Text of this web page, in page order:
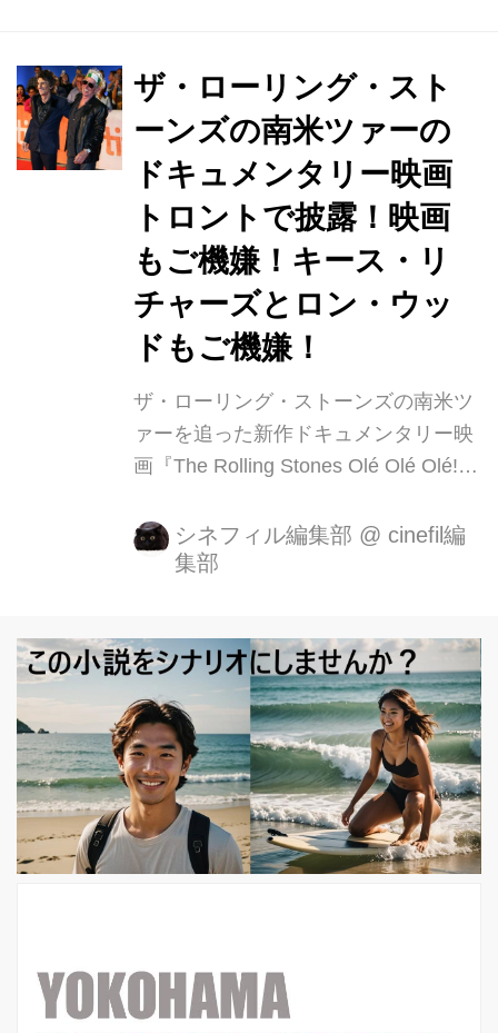
に、彼らが生きた激動の 1960 年代の
イギリスを舞台にしたドキュメンタリ
ー映画、“MY GENERATION”が邦題
『マイ・ジェネレーション ロンドンを
ぶっとばせ!』として 2019 年 1 月 5 日
(土)より Bunkamura ル・シネマ他全国
順次ロードショーが決定いたしまし
た。 また、ブロードキャスター...
ザ・ローリング・スト
ーンズの南米ツァーの
ドキュメンタリー映画
トロントで披露！映画
もご機嫌！キース・リ
チャーズとロン・ウッ
ドもご機嫌！
ザ・ローリング・ストーンズの南米ツ
ァーを追った新作ドキュメンタリー映
画『The Rolling Stones Olé Olé Olé!:
ト国際映画祭でお披露目され、会場に
キース・リチャーズとロン・ウッドが
ツァーを追ったドキュメンタリー
『The Rolling Stones Olé Olé Olé!: A
Trip Across Latin America』海外予告
映画では、チリ、アルゼンチン、ブラ
ジル、ペルー、ウルグアイ、メキシ
コ、コロンビア、キュ...
シネフィル編集部 @ cinefil編
集部